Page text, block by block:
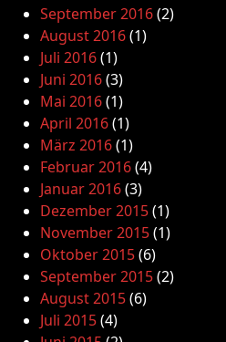
September 2016(2)
August 2016(1)
Juli 2016(1)
Juni 2016(3)
Mai 2016(1)
April 2016(1)
März 2016(1)
Februar 2016(4)
Januar 2016(3)
Dezember 2015(1)
November 2015(1)
Oktober 2015(6)
September 2015(2)
August 2015(6)
Juli 2015(4)